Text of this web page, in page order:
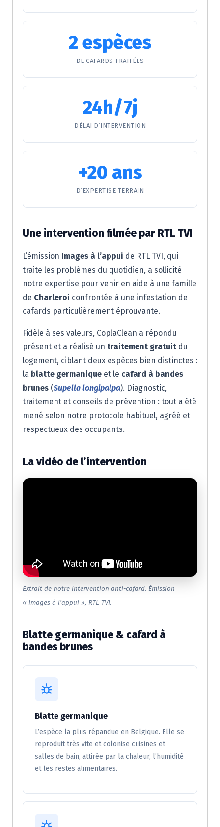
2 espèces
DE CAFARDS TRAITÉES
24h/7j
DÉLAI D’INTERVENTION
+20 ans
D’EXPERTISE TERRAIN
Une intervention filmée par RTL TVI
L’émission Images à l’appui de RTL TVI, qui
traite les problèmes du quotidien, a sollicité
notre expertise pour venir en aide à une famille
de Charleroi confrontée à une infestation de
cafards particulièrement éprouvante.
Fidèle à ses valeurs, CoplaClean a répondu
présent et a réalisé un traitement gratuit du
logement, ciblant deux espèces bien distinctes :
la blatte germanique et le cafard à bandes
brunes (Supella longipalpa). Diagnostic,
traitement et conseils de prévention : tout a été
mené selon notre protocole habituel, agréé et
respectueux des occupants.
La vidéo de l’intervention
Extrait de notre intervention anti-cafard. Émission
« Images à l’appui », RTL TVI.
Blatte germanique & cafard à
bandes brunes
Blatte germanique
L’espèce la plus répandue en Belgique. Elle se
reproduit très vite et colonise cuisines et
salles de bain, attirée par la chaleur, l’humidité
et les restes alimentaires.